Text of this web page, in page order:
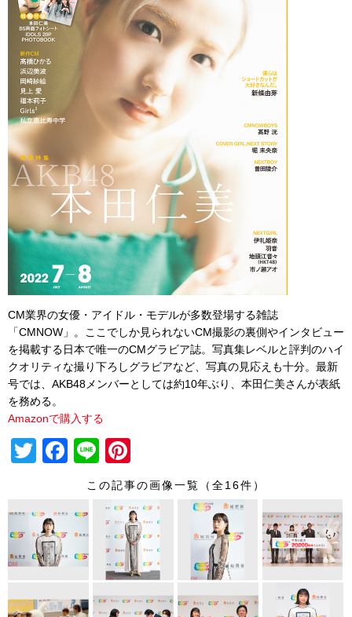
CM業界の女優・アイドル・モデルが多数登場する雑誌
「CMNOW」。ここでしか見られないCM撮影の裏側やインタビュー
を掲載する日本で唯一のCMグラビア誌。写真集レベルと評判のハイ
クオリティな撮り下ろしグラビアなど、写真の見応えも十分。最新
号では、AKB48メンバーとしては約10年ぶり、本田仁美さんが表紙
を務める。
Amazonで購入する
T
er
F
e
b
o
o
Li
n
e
nt
er
e
st
この記事の画像一覧（全16件）